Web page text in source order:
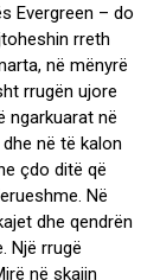
Evergreen – do
rreth
në mënyrë
rrugën ujore
ngarkuarat në
në të kalon
çdo ditë që
Në
dhe qendrën
Një rrugë
në skajin